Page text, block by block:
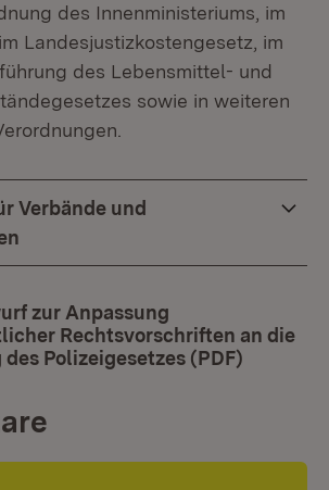
des Innenministeriums, im
Landesjustizkostengesetz, im
des Lebensmittel- und
sowie in weiteren
Verbände und
zur Anpassung
Rechtsvorschriften an die
Polizeigesetzes (PDF)